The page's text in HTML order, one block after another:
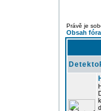
Právě je
Obsah